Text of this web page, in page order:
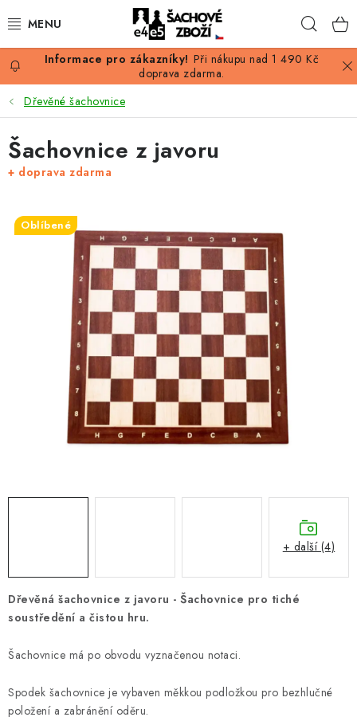
na
AKCE
ŠACHY
ŠACHOVÉ FIGURKY
ŠACHOVÉ HODINY
ŠACHOVÉ KNIHY
ŠACHOVÝ ANTIKVARIÁT
ONLINE ŠACHY
ŠACHOVÝ MERCH
Při nákupu nad 1 490 Kč
doprava zdarma.
Dřevěné šachovnice
Dřevěná šachovnice z javoru - Šachovnice pro tiché
soustředění a čistou hru.
Šachovnice má po obvodu vyznačenou notaci.
Spodek šachovnice je vybaven měkkou podložkou pro bezhlučné
položení a zabránění oděru.
Šachovnice z javoru
+ doprava zdarma
Oblíbené
+ další (4)